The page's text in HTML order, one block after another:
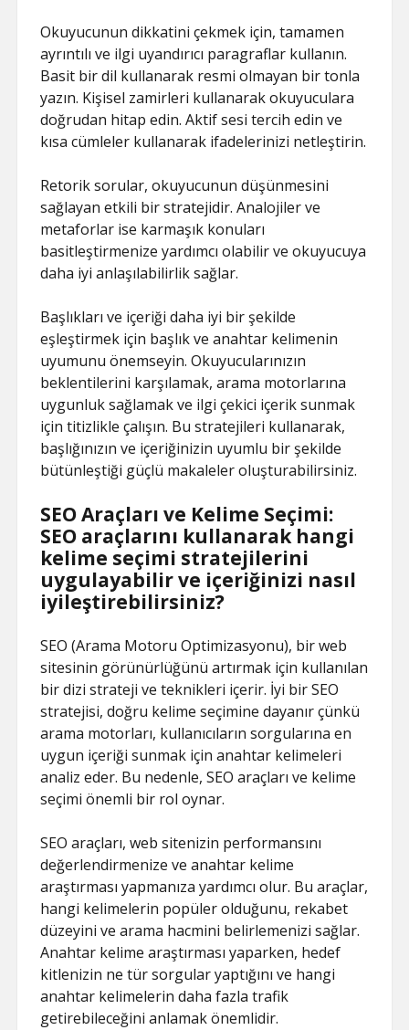
Okuyucunun dikkatini çekmek için, tamamen
ayrıntılı ve ilgi uyandırıcı paragraflar kullanın.
Basit bir dil kullanarak resmi olmayan bir tonla
yazın. Kişisel zamirleri kullanarak okuyuculara
doğrudan hitap edin. Aktif sesi tercih edin ve
kısa cümleler kullanarak ifadelerinizi netleştirin.
Retorik sorular, okuyucunun düşünmesini
sağlayan etkili bir stratejidir. Analojiler ve
metaforlar ise karmaşık konuları
basitleştirmenize yardımcı olabilir ve okuyucuya
daha iyi anlaşılabilirlik sağlar.
Başlıkları ve içeriği daha iyi bir şekilde
eşleştirmek için başlık ve anahtar kelimenin
uyumunu önemseyin. Okuyucularınızın
beklentilerini karşılamak, arama motorlarına
uygunluk sağlamak ve ilgi çekici içerik sunmak
için titizlikle çalışın. Bu stratejileri kullanarak,
başlığınızın ve içeriğinizin uyumlu bir şekilde
bütünleştiği güçlü makaleler oluşturabilirsiniz.
SEO Araçları ve Kelime Seçimi:
SEO araçlarını kullanarak hangi
kelime seçimi stratejilerini
uygulayabilir ve içeriğinizi nasıl
iyileştirebilirsiniz?
SEO (Arama Motoru Optimizasyonu), bir web
sitesinin görünürlüğünü artırmak için kullanılan
bir dizi strateji ve teknikleri içerir. İyi bir SEO
stratejisi, doğru kelime seçimine dayanır çünkü
arama motorları, kullanıcıların sorgularına en
uygun içeriği sunmak için anahtar kelimeleri
analiz eder. Bu nedenle, SEO araçları ve kelime
seçimi önemli bir rol oynar.
SEO araçları, web sitenizin performansını
değerlendirmenize ve anahtar kelime
araştırması yapmanıza yardımcı olur. Bu araçlar,
hangi kelimelerin popüler olduğunu, rekabet
düzeyini ve arama hacmini belirlemenizi sağlar.
Anahtar kelime araştırması yaparken, hedef
kitlenizin ne tür sorgular yaptığını ve hangi
anahtar kelimelerin daha fazla trafik
getirebileceğini anlamak önemlidir.